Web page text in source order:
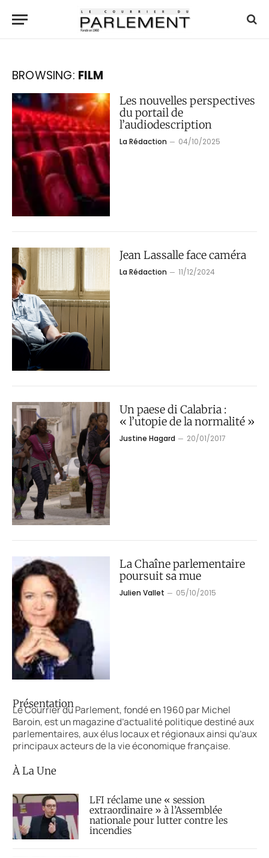
BROWSING: FILM
Les nouvelles perspectives
du portail de
l’audiodescription
La Rédaction 04/10/2025
Jean Lassalle face caméra
La Rédaction 11/12/2024
Un paese di Calabria :
« l’utopie de la normalité »
Justine Hagard 20/01/2017
La Chaîne parlementaire
poursuit sa mue
Julien Vallet 05/10/2015
Présentation
Le Courrier du Parlement, fondé en 1960 par Michel
Baroin, est un magazine d’actualité politique destiné aux
parlementaires, aux élus locaux et régionaux ainsi qu’aux
principaux acteurs de la vie économique française.
À La Une
LFI réclame une « session
extraordinaire » à l’Assemblée
nationale pour lutter contre les
incendies